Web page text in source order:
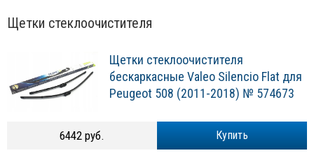
Щетки стеклоочистителя
Щетки стеклоочистителя
бескаркасные Valeo Silencio Flat для
Peugeot 508 (2011-2018) № 574673
Купить
6442 руб.